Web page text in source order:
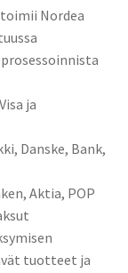
Nordea
ja
Danske, Bank,
Aktia, POP
tuotteet ja